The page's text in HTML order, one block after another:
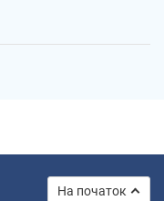
На початок